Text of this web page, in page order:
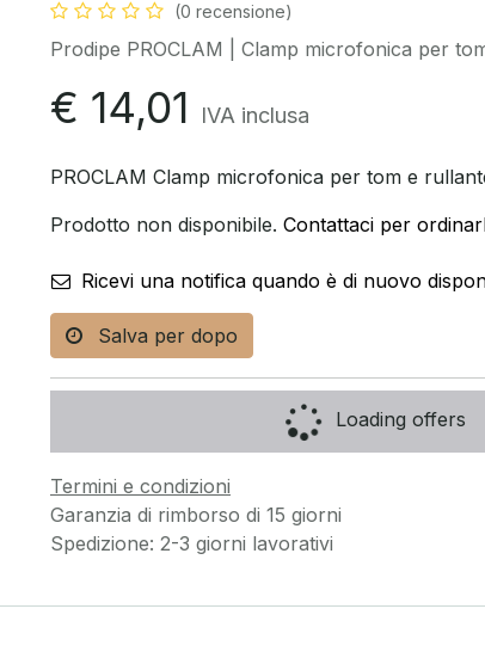
(0 recensione)
Prodipe PROCLAM | Clamp microfonica per
€ 14,01 IVA inclusa
PROCLAM Clamp microfonica per tom e
Prodotto non disponibile. Contattaci per
Ricevi una notifica quando è di nuovo
Salva per dopo
Loading offers
Termini e condizioni
Garanzia di rimborso di 15 giorni
Spedizione: 2-3 giorni lavorativi